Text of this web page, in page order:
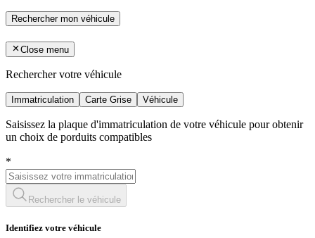
Rechercher mon véhicule
Close menu
Rechercher votre véhicule
Immatriculation Carte Grise Véhicule
Saisissez la plaque d'immatriculation de votre véhicule pour obtenir
un choix de porduits compatibles
*
Rechercher le véhicule
Identifiez votre véhicule